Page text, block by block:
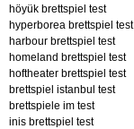
höyük brettspiel test
hyperborea brettspiel test
harbour brettspiel test
homeland brettspiel test
hoftheater brettspiel test
brettspiel istanbul test
brettspiele im test
inis brettspiel test